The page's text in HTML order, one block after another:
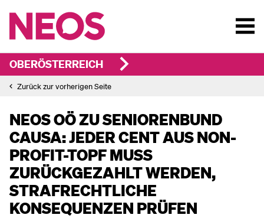
OBERÖSTERREICH
Zurück zur vorherigen Seite
NEOS OÖ ZU SENIORENBUND
CAUSA: JEDER CENT AUS NON-
PROFIT-TOPF MUSS
ZURÜCKGEZAHLT WERDEN,
STRAFRECHTLICHE
KONSEQUENZEN PRÜFEN